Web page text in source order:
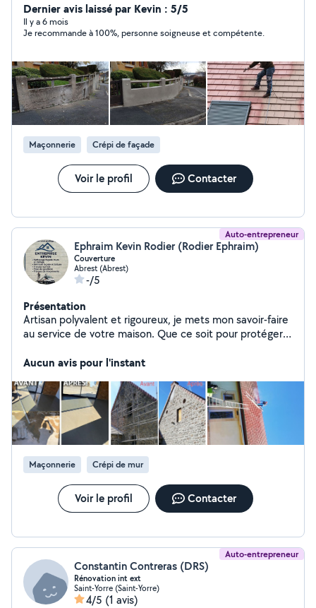
Démoussage et hydrofuge de toiture & Ravalement de
façade en peinture Sur demande travaux d'élagage Réf:
Page jaune ROUILLARD ISAÏE Tel:06-15-47-32-57 Devis
possible
Dernier avis laissé par Kevin : 5/5
Il y a 6 mois
Je recommande à 100%, personne soigneuse et compétente.
Maçonnerie Crépi de façade
Voir le profil Contacter
Auto-entrepreneur
Ephraim Kevin Rodier (Rodier Ephraim)
Couverture
Abrest (Abrest)
-/5
Présentation
Artisan polyvalent et rigoureux, je mets mon savoir-faire
au service de votre maison. Que ce soit pour protéger
structure, je garantis un travail soigné et durable.
Aucun avis pour l'instant
Maçonnerie Crépi de mur
Voir le profil Contacter
Auto-entrepreneur
Constantin Contreras (DRS)
Rénovation int ext
Saint-Yorre (Saint-Yorre)
4/5 (1 avis)